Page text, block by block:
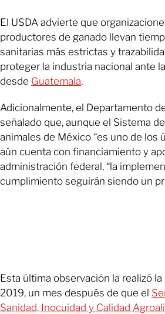
El USDA advierte que
productores de ganado llevan
sanitarias más estrictas y
proteger la industria nacional ante
desde Guatemala.
Adicionalmente, el Departamento
señalado que, aunque el Sistema
animales de México “es uno de los
aún cuenta con financiamiento y
administración federal, “la
cumplimiento seguirán siendo un
Esta última observación la realizó
2019, un mes después de que el
Sanidad, Inocuidad y Calidad